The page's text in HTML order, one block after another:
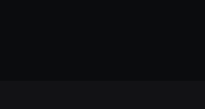
гнучкий, тобто він